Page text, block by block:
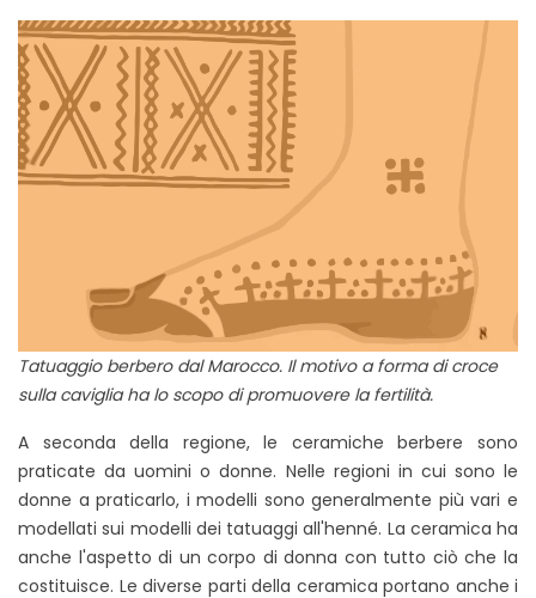
Tatuaggio berbero dal Marocco. Il motivo a forma di croce
sulla caviglia ha lo scopo di promuovere la fertilità.
A seconda della regione, le ceramiche berbere sono
praticate da uomini o donne. Nelle regioni in cui sono le
donne a praticarlo, i modelli sono generalmente più vari e
modellati sui modelli dei tatuaggi all'henné. La ceramica ha
anche l'aspetto di un corpo di donna con tutto ciò che la
costituisce. Le diverse parti della ceramica portano anche i